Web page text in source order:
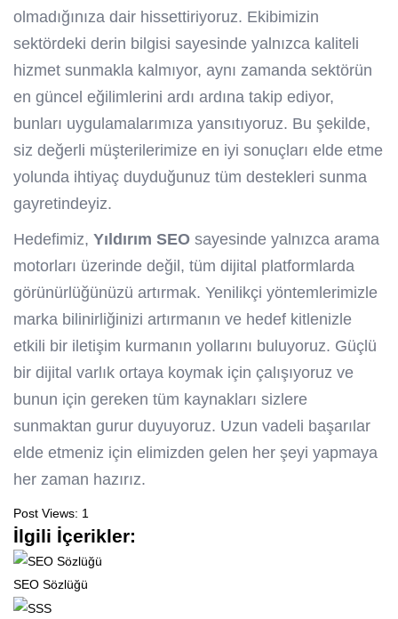
olmadığınıza dair hissettiriyoruz. Ekibimizin
sektördeki derin bilgisi sayesinde yalnızca kaliteli
hizmet sunmakla kalmıyor, aynı zamanda sektörün
en güncel eğilimlerini ardı ardına takip ediyor,
bunları uygulamalarımıza yansıtıyoruz. Bu şekilde,
siz değerli müşterilerimize en iyi sonuçları elde etme
yolunda ihtiyaç duyduğunuz tüm destekleri sunma
gayretindeyiz.
Hedefimiz, Yıldırım SEO sayesinde yalnızca arama
motorları üzerinde değil, tüm dijital platformlarda
görünürlüğünüzü artırmak. Yenilikçi yöntemlerimizle
marka bilinirliğinizi artırmanın ve hedef kitlenizle
etkili bir iletişim kurmanın yollarını buluyoruz. Güçlü
bir dijital varlık ortaya koymak için çalışıyoruz ve
bunun için gereken tüm kaynakları sizlere
sunmaktan gurur duyuyoruz. Uzun vadeli başarılar
elde etmeniz için elimizden gelen her şeyi yapmaya
her zaman hazırız.
Post Views: 1
İlgili İçerikler:
SEO Sözlüğü